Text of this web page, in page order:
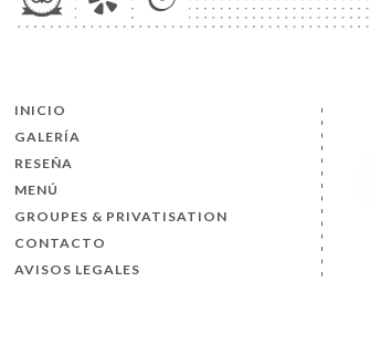
INICIO
GALERÍA
RESEÑA
MENÚ
GROUPES & PRIVATISATION
CONTACTO
AVISOS LEGALES